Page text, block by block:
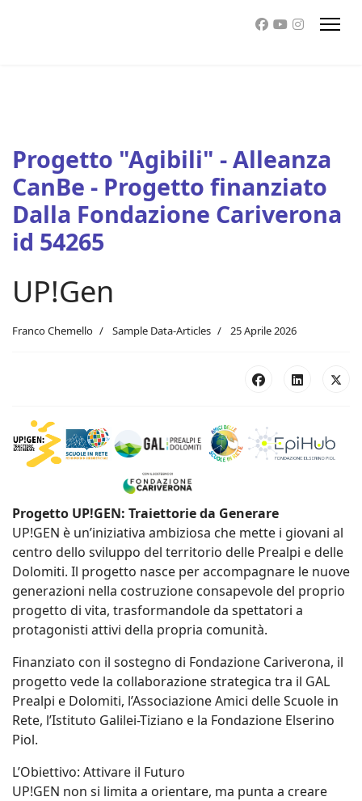
Progetto "Agibili" - Alleanza
CanBe - Progetto finanziato
Dalla Fondazione Cariverona
id 54265
UP!Gen
Franco Chemello Sample Data-Articles 25 Aprile 2026
Progetto UP!GEN: Traiettorie da Generare
UP!GEN è un’iniziativa ambiziosa che mette i giovani al
centro dello sviluppo del territorio delle Prealpi e delle
Dolomiti. Il progetto nasce per accompagnare le nuove
generazioni nella costruzione consapevole del proprio
progetto di vita, trasformandole da spettatori a
protagonisti attivi della propria comunità.
Finanziato con il sostegno di Fondazione Cariverona, il
progetto vede la collaborazione strategica tra il GAL
Prealpi e Dolomiti, l’Associazione Amici delle Scuole in
Rete, l’Istituto Galilei-Tiziano e la Fondazione Elserino
Piol.
L’Obiettivo: Attivare il Futuro
UP!GEN non si limita a orientare, ma punta a creare